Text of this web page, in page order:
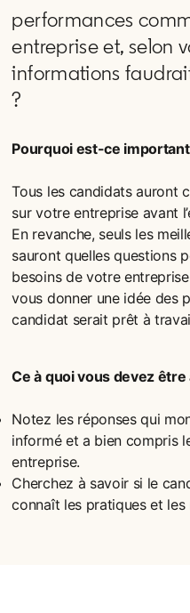
performances
entreprise et, selon
informations
?
Pourquoi est-ce
Tous les candidats auront
sur votre entreprise avant
En revanche, seuls les
sauront quelles questions
besoins de votre
vous donner une idée des
candidat serait prêt à
Ce à quoi vous devez
Notez les réponses qui
informé et a bien compris
entreprise.
Cherchez à savoir si le
connaît les pratiques et